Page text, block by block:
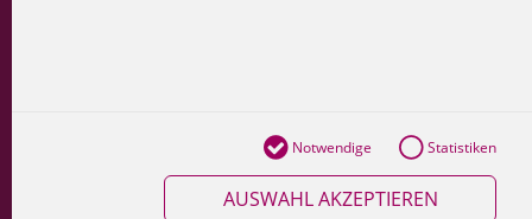
Impressum
AGB
Notwendige Statistiken
AUSWAHL AKZEPTIEREN